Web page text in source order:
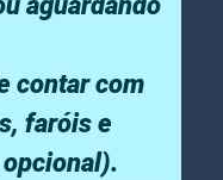
contar com
faróis e